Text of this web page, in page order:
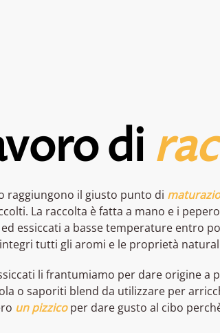
di
raggiungono il giusto punto di
La raccolta è fatta a mano e i
essiccati a basse temperature entro
tutti gli aromi e le proprietà
li frantumiamo per dare origine a
o saporiti blend da utilizzare per
un pizzicoper dare gusto al cibo